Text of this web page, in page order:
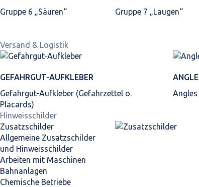
Gruppe 6 „Säuren“
Gruppe 7 „Laugen“
Versand & Logistik
GEFAHRGUT-AUFKLEBER
Gefahrgut-Aufkleber (Gefahrzettel o.
Placards)
Hinweisschilder
Zusatzschilder
Allgemeine Zusatzschilder
und Hinweisschilder
Arbeiten mit Maschinen
Bahnanlagen
Chemische Betriebe